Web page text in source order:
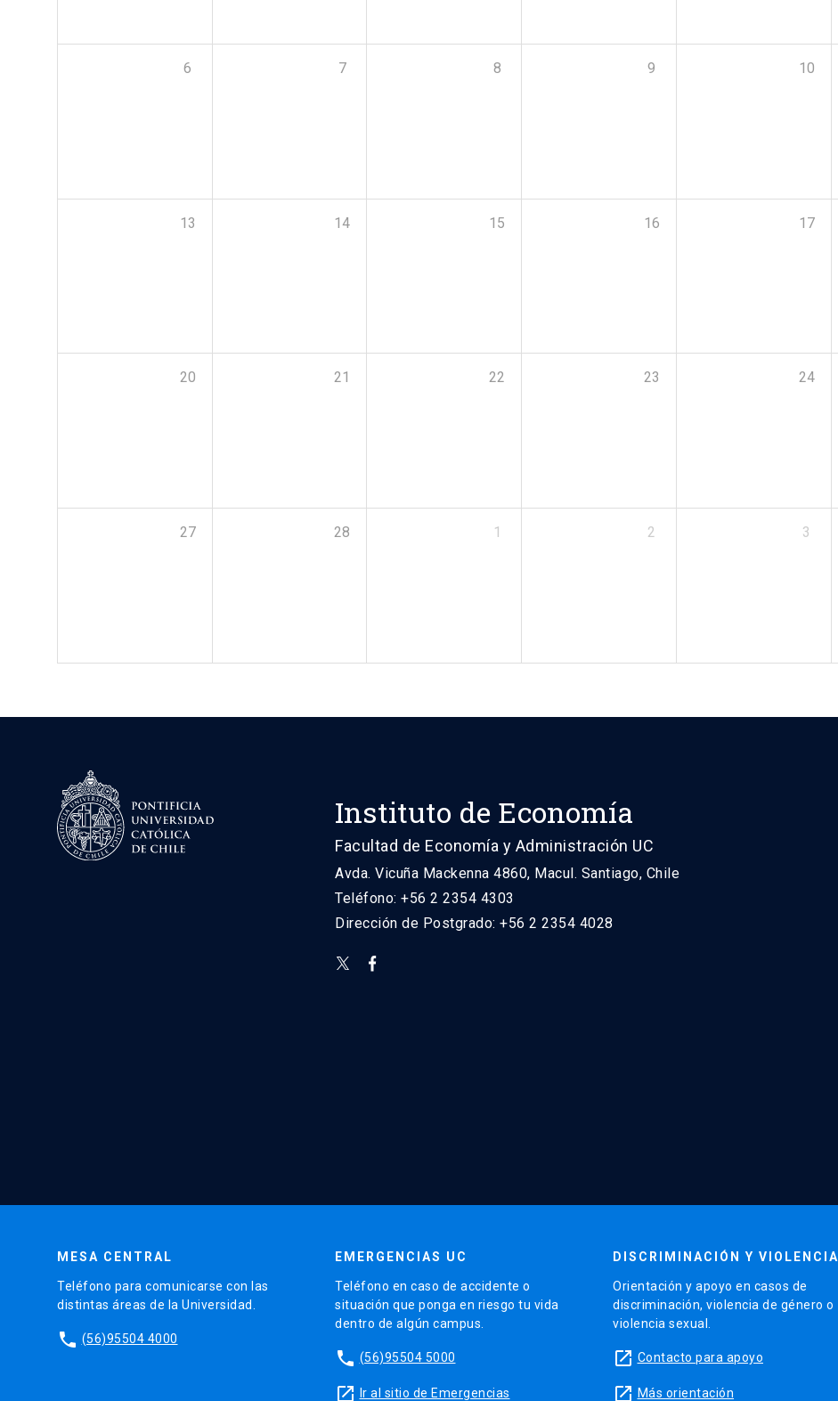
6 7 8 9 10
13 14 15 16 17
20 21 22 23 24
27 28 1 2 3
Instituto de Economía
Facultad de Economía y Administración UC
Avda. Vicuña Mackenna 4860, Macul. Santiago, Chile
Teléfono: +56 2 2354 4303
Dirección de Postgrado: +56 2 2354 4028
MESA CENTRAL
Teléfono para comunicarse con las
distintas áreas de la Universidad.
phone (56)95504 4000
EMERGENCIAS UC
Teléfono en caso de accidente o
situación que ponga en riesgo tu vida
dentro de algún campus.
phone (56)95504 5000
launch Ir al sitio de Emergencias
DISCRIMINACIÓN Y VIOLENCIA
Orientación y apoyo en casos de
discriminación, violencia de género o
violencia sexual.
launch Contacto para apoyo
launch Más orientación